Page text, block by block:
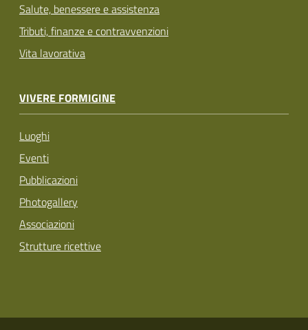
Salute, benessere e assistenza
Tributi, finanze e contravvenzioni
Vita lavorativa
VIVERE FORMIGINE
Luoghi
Eventi
Pubblicazioni
Photogallery
Associazioni
Strutture ricettive